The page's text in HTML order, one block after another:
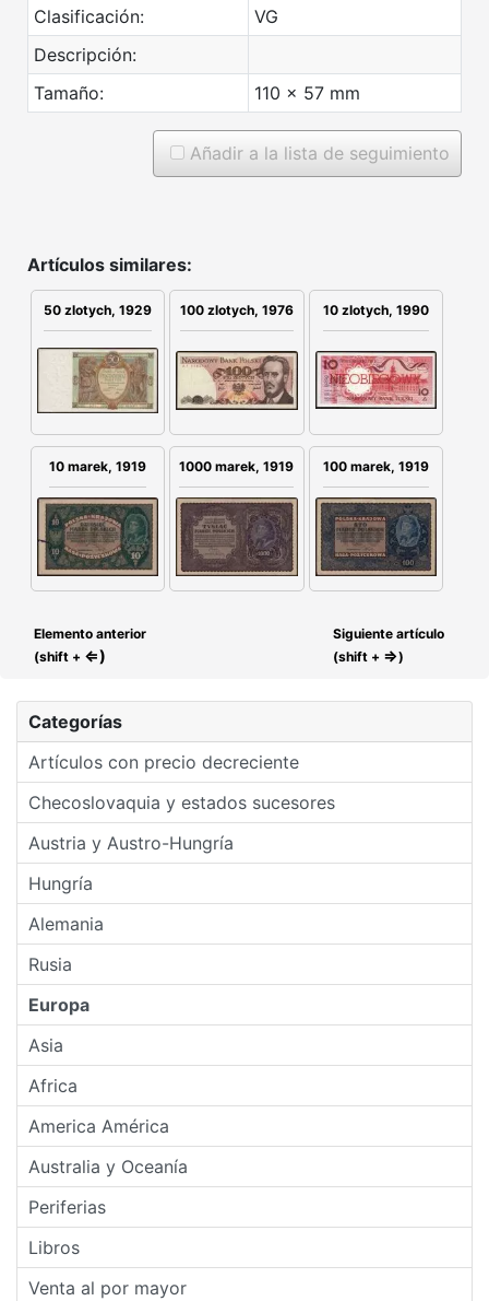
Categorías
Artículos con precio decreciente
Checoslovaquia y estados sucesores
Austria y Austro-Hungría
Hungría
Alemania
Rusia
Europa
Asia
Africa
America América
Australia y Oceanía
Periferias
Libros
Venta al por mayor
Clasificación:
VG
Descripción:
Tamaño:
110 x 57 mm
Añadir a la lista de seguimiento
Artículos similares:
50 zlotych, 1929 100 zlotych, 1976 10 zlotych, 1990
10 marek, 1919 1000 marek, 1919 100 marek, 1919
Elemento anterior
(shift + ⇐)
Siguiente artículo
(shift + ⇒)